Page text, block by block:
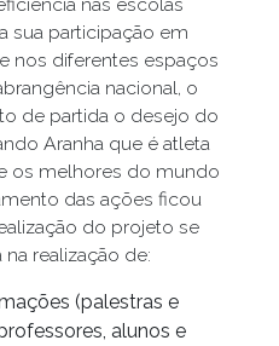
sua participação em
nos diferentes espaços
nacional, o
de partida o desejo do
Aranha que é atleta
os melhores do mundo
das ações ficou
do projeto se
realização de:
(palestras e
alunos e